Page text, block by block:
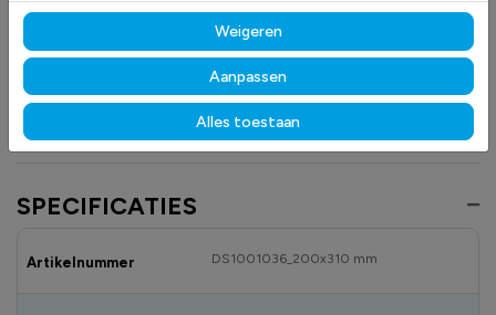
duurzame materialen blijven ze langdurig zichtbaar en goed leesbaar,
zowel binnen als buiten, bestand tegen licht, vocht en dagelijks gebruik.
Ontdek ook onze andere recycling
voor duidelijke en
conforme productinformatie.
SPECIFICATIES
Artikelnummer DS1001036_200x310 mm
Weigeren
Aanpassen
Alles toestaan